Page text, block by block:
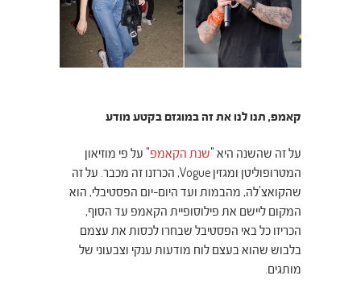
קאמפ, תנו לנו את זה במוגזם בקטע מודע
על זה שהשנה היא "שנת הקאמפ" על פי מוזיאון
המטרופוליטן ומגזין Vogue, הכרזנו זה מכבר.
על זה
שהקואצ'לה, מהבמות ועד היום-יום הפסטיבלי, הוא
המקום ליישם את פילוסופיית הקאמפ עד הסוף,
הכריזו כל באי הפסטיבל שבחרו לכסות את עצמם
בלבוש שהוא בעצם לוח מודעות ענקי וצבעוני של
מותגים.